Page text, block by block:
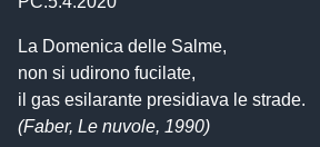
La Domenica delle Salme,
non si udirono fucilate,
il gas esilarante presidiava le strade.
(Faber, Le nuvole, 1990)